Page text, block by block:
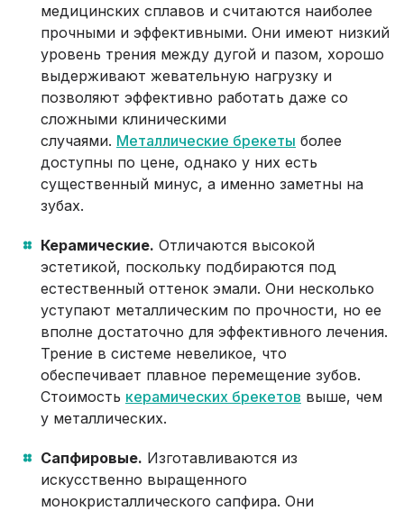
медицинских сплавов и считаются наиболее
прочными и эффективными. Они имеют низкий
уровень трения между дугой и пазом, хорошо
выдерживают жевательную нагрузку и
позволяют эффективно работать даже со
сложными клиническими
случаями. Металлические брекеты более
доступны по цене, однако у них есть
существенный минус, а именно заметны на
зубах.
Керамические. Отличаются высокой
эстетикой, поскольку подбираются под
естественный оттенок эмали. Они несколько
уступают металлическим по прочности, но ее
вполне достаточно для эффективного лечения.
Трение в системе невеликое, что
обеспечивает плавное перемещение зубов.
Стоимость керамических брекетов выше, чем
у металлических.
Сапфировые. Изготавливаются из
искусственно выращенного
монокристаллического сапфира. Они